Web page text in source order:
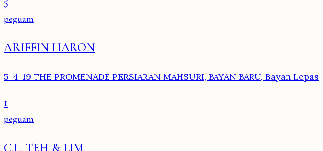
peguam
ARIFFIN HARON
5-4-19 THE PROMENADE PERSIARAN MAHSURI, BAYAN BARU, Bayan Lepas
1
peguam
C.L. TEH & LIM.